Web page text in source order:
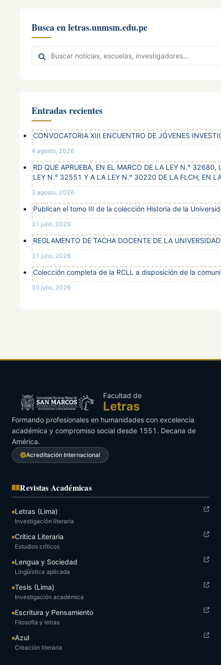
Busca en letras.unmsm.edu.pe
Buscar
en
Entradas recientes
CONVOCATORIA XIII ENCUENTRO DE JÓVENES
4 agosto, 2026
RD QUE APRUEBA, EN EL MARCO DE LA LEY N.°
LEY N.° 32551 Y A LA LEY N.° 30220 DE LA FLCH, EN
3 agosto, 2026
Publican el tomo III de la colección Historia de la
31 julio, 2026
REGLAMENTO DE TACHA DOCENTE DE LA
31 julio, 2026
Colección completa de la RCLL a disposición de la
30 julio, 2026
Facultad de
Letras
Formando profesionales en humanidades con excelencia
académica y compromiso social desde 1551. Decana de
América.
Acreditación Internacional
Revistas Académicas
Letras (Lima)
Investigación literaria
Crítica Literaria
Estudios críticos
Lengua y Sociedad
Lingüística aplicada
Tesis (Lima)
Investigación académica
Escritura y Pensamiento
Filosofía y letras
Azul
Creación literaria